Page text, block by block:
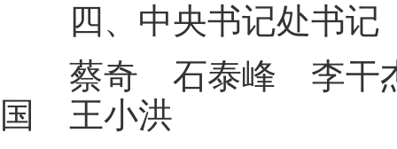
四、中央书记处书记
蔡奇 石泰峰 李干
国 王小洪